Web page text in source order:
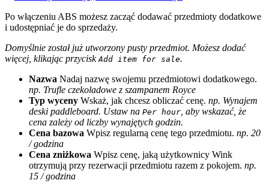
Po włączeniu ABS możesz zacząć dodawać przedmioty dodatkowe
i udostępniać je do sprzedaży.
Domyślnie został już utworzony pusty przedmiot. Możesz dodać
więcej, klikając przycisk Add item for sale.
Nazwa Nadaj nazwę swojemu przedmiotowi dodatkowego.
np. Trufle czekoladowe z szampanem Royce
Typ wyceny Wskaż, jak chcesz obliczać cenę. np. Wynajem
deski paddleboard. Ustaw na Per hour , aby wskazać, że
cena zależy od liczby wynajętych godzin.
Cena bazowa Wpisz regularną cenę tego przedmiotu. np. 20
/ godzina
Cena zniżkowa Wpisz cenę, jaką użytkownicy Wink
otrzymują przy rezerwacji przedmiotu razem z pokojem. np.
15 / godzina